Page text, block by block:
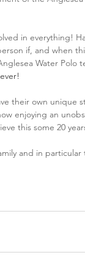
in everything!
if, and when
Water Polo
their own unique
enjoying an
this some 20
and in